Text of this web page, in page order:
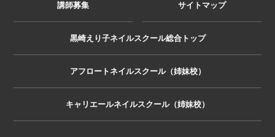
講師募集 サイトマップ
黒崎えり子ネイルスクール総合トップ
アフロートネイルスクール（姉妹校）
キャリエールネイルスクール（姉妹校）